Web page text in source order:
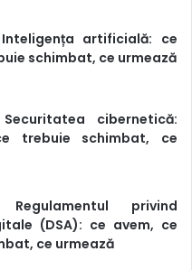
artificială: ce
schimbat, ce urmează
cibernetică:
trebuie schimbat, ce
Regulamentul privind
(DSA): ce avem, ce
ce urmează